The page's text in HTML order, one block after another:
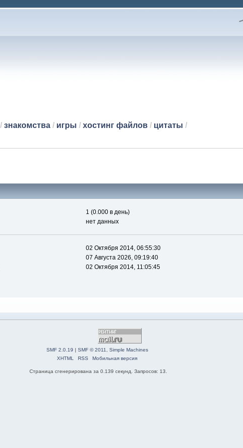
/ знакомства/ игры / хостинг файлов/ цитаты /
1 (0.000 в день)
нет данных
02 Октября 2014, 06:55:30
07 Августа 2026, 09:19:40
02 Октября 2014, 11:05:45
SMF 2.0.19 | SMF © 2011, Simple Machines
XHTML
RSS Мобильная версия
Страница сгенерирована за 0.139 секунд. Запросов: 13.